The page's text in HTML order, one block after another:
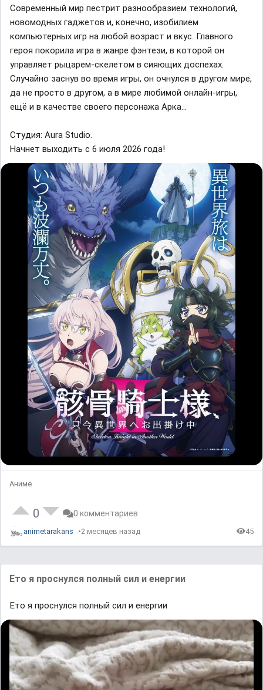
Современный мир пестрит разнообразием технологий,
новомодных гаджетов и, конечно, изобилием
компьютерных игр на любой возраст и вкус. Главного
героя покорила игра в жанре фэнтези, в которой он
управляет рыцарем-скелетом в сияющих доспехах.
Случайно заснув во время игры, он очнулся в другом мире,
да не просто в другом, а в мире любимой онлайн-игры,
ещё и в качестве своего персонажа Арка...
Студия: Aura Studio.
Начнет выходить с 6 июля 2026 года!
Аниме
0 0 комментариев
animetarakans 2 месяцев назад 45
Ето я проснулся полный сил и енергии
Ето я проснулся полный сил и енергии